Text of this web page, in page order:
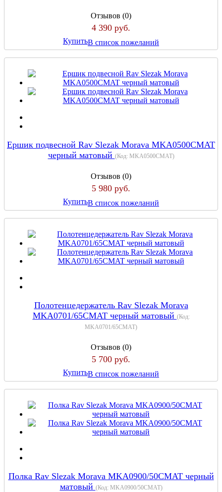
Отзывов (0)
4 390 руб.
КупитьВ список пожеланий
Ершик подвесной Rav Slezak Morava MKA0500CMAT
черный матовый (Код: MKA0500CMAT)
Отзывов (0)
5 980 руб.
КупитьВ список пожеланий
Полотенцедержатель Rav Slezak Morava
MKA0701/65CMAT черный матовый (Код:
MKA0701/65CMAT)
Отзывов (0)
5 700 руб.
КупитьВ список пожеланий
Полка Rav Slezak Morava MKA0900/50CMAT черный
матовый (Код: MKA0900/50CMAT)